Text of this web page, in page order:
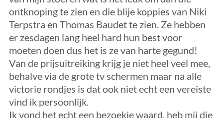
ontknoping te zien en die blije koppies van Niki
Terpstra en Thomas Baudet te zien. Ze hebben
er zesdagen lang heel hard hun best voor
moeten doen dus het is ze van harte gegund!
Van de prijsuitreiking krijg je niet heel veel mee,
behalve via de grote tv schermen maar na alle
victorie rondjes is dat ook niet echt een vereiste
vind ik persoonlijk.
Ik vond het echt een bezoekje waard, heb mij die